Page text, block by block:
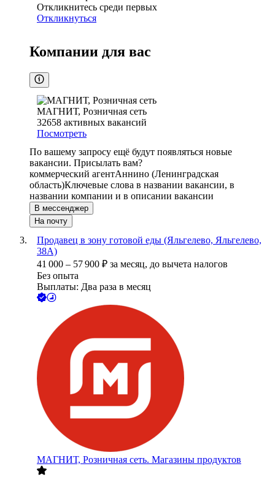
Откликнитесь среди первых
Откликнуться
Компании для вас
МАГНИТ, Розничная сеть
32658 активных вакансий
Посмотреть
По вашему запросу ещё будут появляться новые
вакансии. Присылать вам?
коммерческий агентАннино (Ленинградская
область)Ключевые слова в названии вакансии, в
названии компании и в описании вакансии
В мессенджер
На почту
Продавец в зону готовой еды (Яльгелево, Яльгелево,
38А)
41 000 – 57 900 ₽ за месяц, до вычета налогов
Без опыта
Выплаты: Два раза в месяц
МАГНИТ, Розничная сеть. Магазины продуктов